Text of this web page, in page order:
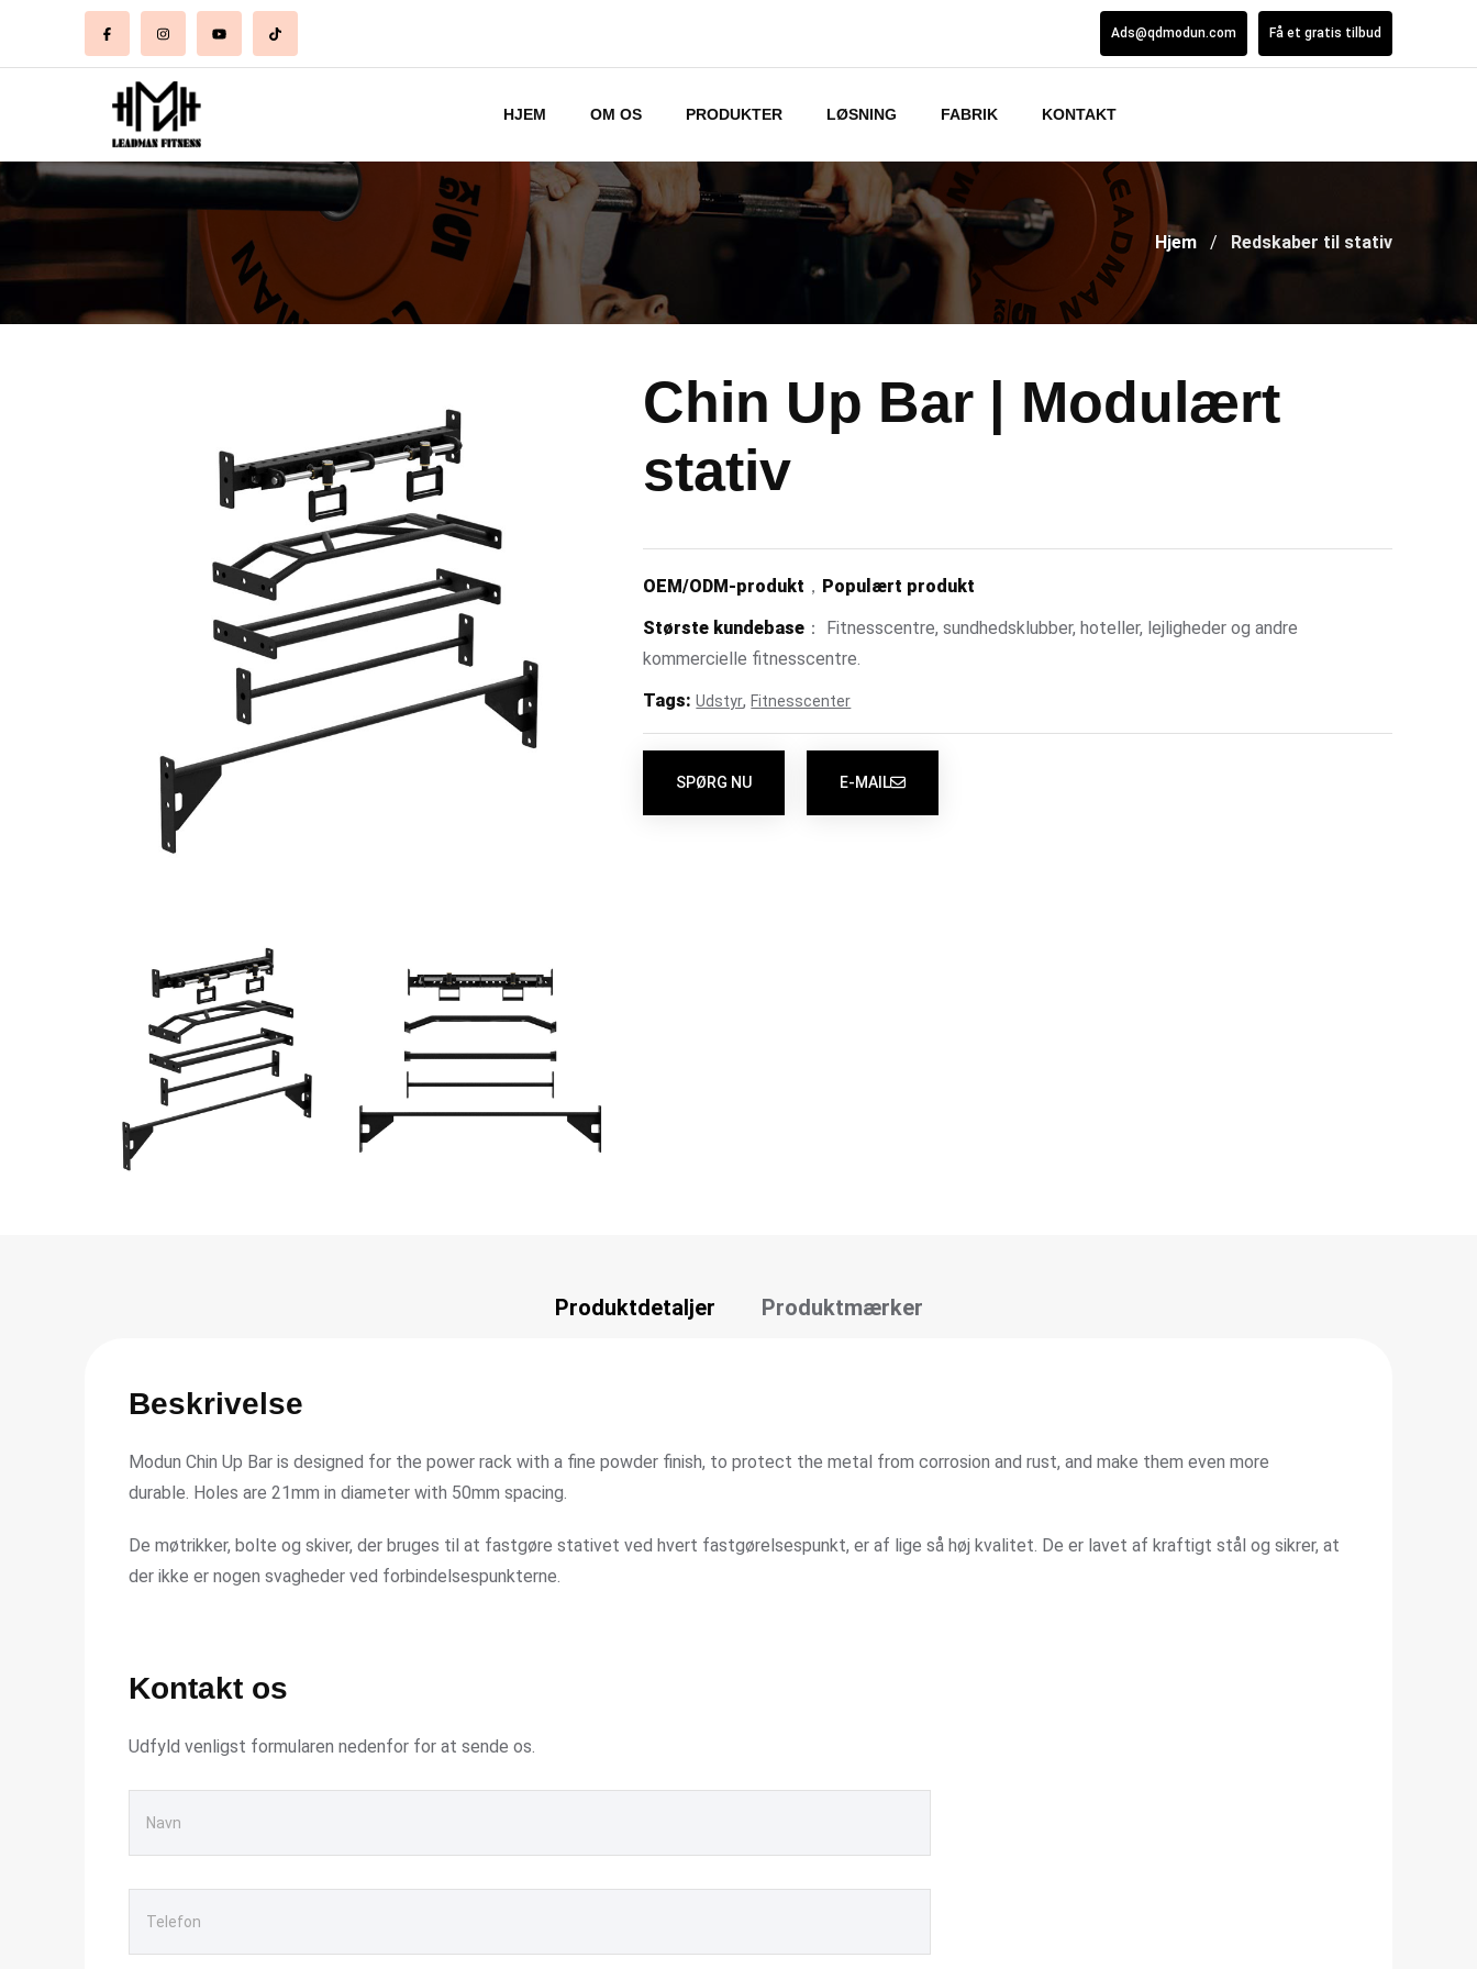
Ads@qdmodun.com Få et gratis tilbud
HJEM OM OS PRODUKTER LØSNING FABRIK KONTAKT
Hjem Redskaber til stativ
Chin Up Bar | Modulært
stativ
OEM/ODM-produkt ， Populært produkt
Største kundebase ： Fitnesscentre, sundhedsklubber, hoteller, lejligheder og andre
kommercielle fitnesscentre.
Tags:Udstyr,Fitnesscenter
SPØRG NU E-MAIL
Produktdetaljer Produktmærker
Beskrivelse
Modun Chin Up Bar is designed for the power rack with a fine powder finish, to protect the metal from corrosion and rust, and make them even more
durable. Holes are 21mm in diameter with 50mm spacing.
De møtrikker, bolte og skiver, der bruges til at fastgøre stativet ved hvert fastgørelsespunkt, er af lige så høj kvalitet. De er lavet af kraftigt stål og sikrer, at
der ikke er nogen svagheder ved forbindelsespunkterne.
Kontakt os
Udfyld venligst formularen nedenfor for at sende os.